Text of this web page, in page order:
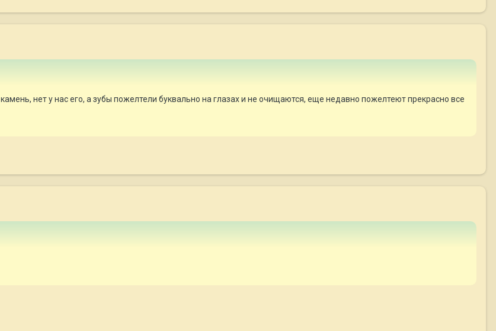
нет у нас его, а зубы пожелтели буквально на глазах и не очищаются, еще недавно пожелтеют прекрасно все